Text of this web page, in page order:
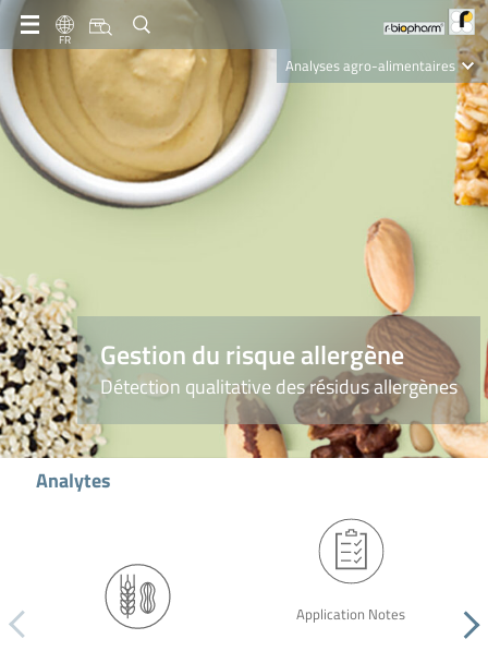
FR
Analyses agro-alimentaires
Diagnostics
Gestion du risque allergène
Détection qualitative des résidus allergènes
Analytes
Application Notes